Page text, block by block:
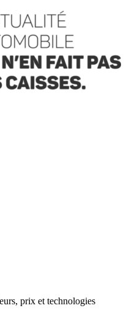
prix et technologies